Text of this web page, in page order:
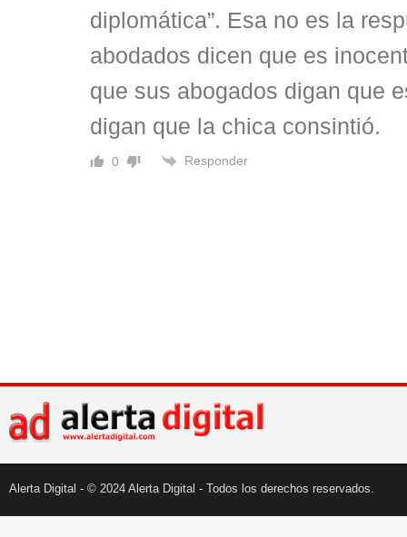
diplomática”. Esa no es la
abodados dicen que es
que sus abogados digan que
digan que la chica consintió.
0 Responder
Alerta Digital - © 2024 Alerta Digital - Todos los derechos reservados.